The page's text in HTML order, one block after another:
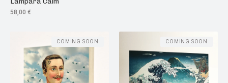
58,00 €
COMING SOON COMING SOON